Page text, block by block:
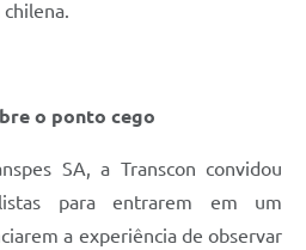
o ponto cego
SA, a Transcon convidou
para entrarem em um
a experiência de observar